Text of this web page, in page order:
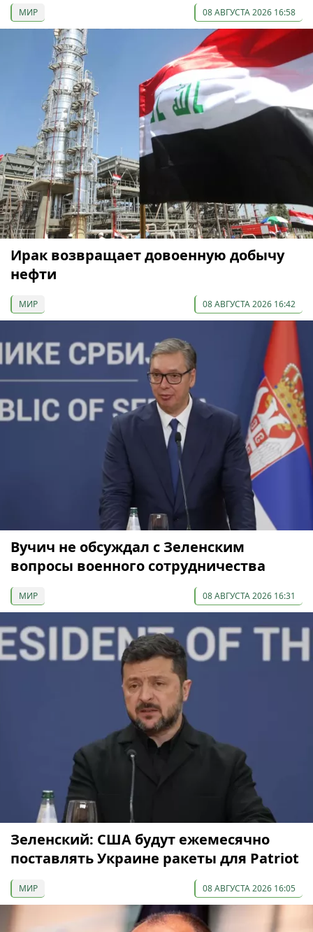
МИР 08 АВГУСТА 2026 16:58
Ирак возвращает довоенную добычу
нефти
МИР 08 АВГУСТА 2026 16:42
Вучич не обсуждал с Зеленским
вопросы военного сотрудничества
МИР 08 АВГУСТА 2026 16:31
Зеленский: США будут ежемесячно
поставлять Украине ракеты для Patriot
МИР 08 АВГУСТА 2026 16:05